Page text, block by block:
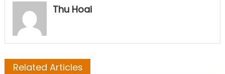
Thu Hoai
Related Articles